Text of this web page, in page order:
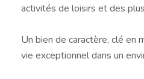
activités de loisirs et des
Un bien de caractère, clé en
vie exceptionnel dans un